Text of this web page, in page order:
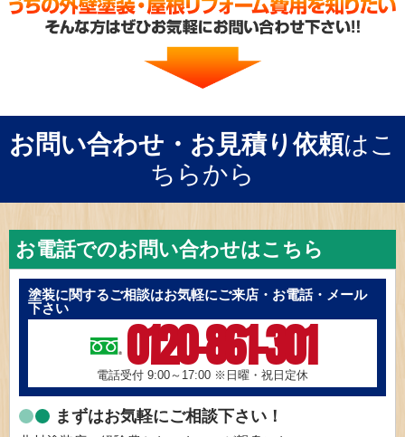
お問い合わせ・お見積り依頼はこ
ちらから
お電話でのお問い合わせはこちら
塗装に関するご相談はお気軽にご来店・お電話・メール
下さい
0120-861-301
電話受付 9:00～17:00 ※日曜・祝日定休
まずはお気軽にご相談下さい！